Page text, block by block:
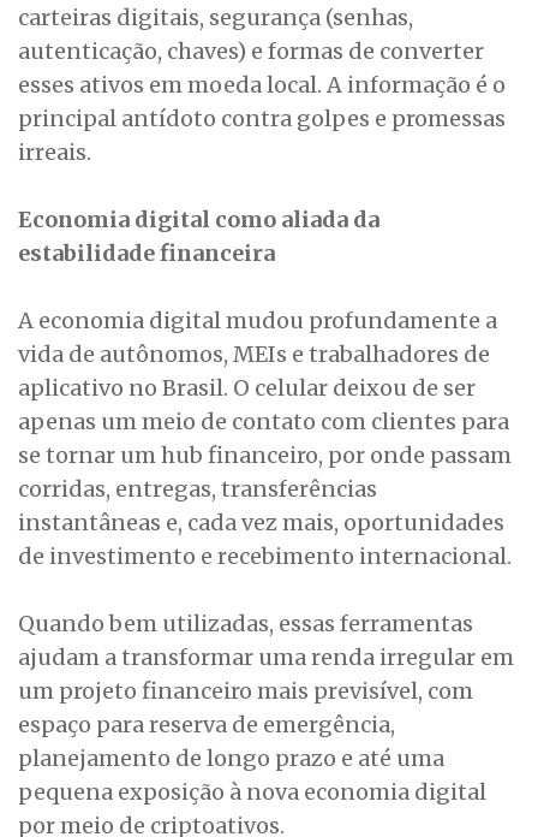
carteiras digitais, segurança (senhas,
autenticação, chaves) e formas de converter
esses ativos em moeda local. A informação é o
principal antídoto contra golpes e promessas
irreais.
Economia digital como aliada da
estabilidade financeira
A economia digital mudou profundamente a
vida de autônomos, MEIs e trabalhadores de
aplicativo no Brasil. O celular deixou de ser
apenas um meio de contato com clientes para
se tornar um hub financeiro, por onde passam
corridas, entregas, transferências
instantâneas e, cada vez mais, oportunidades
de investimento e recebimento internacional.
Quando bem utilizadas, essas ferramentas
ajudam a transformar uma renda irregular em
um projeto financeiro mais previsível, com
espaço para reserva de emergência,
planejamento de longo prazo e até uma
pequena exposição à nova economia digital
por meio de criptoativos.